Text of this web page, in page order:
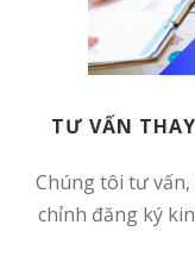
TƯ VẤN
Chúng tôi tư
chỉnh đăng ký